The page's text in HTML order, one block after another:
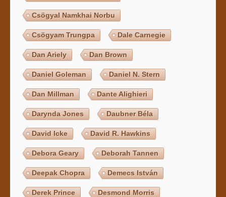
Csögyal Namkhai Norbu
Csögyam Trungpa Dale Carnegie
Dan Ariely Dan Brown
Daniel Goleman Daniel N. Stern
Dan Millman Dante Alighieri
Darynda Jones Daubner Béla
David Icke David R. Hawkins
Debora Geary Deborah Tannen
Deepak Chopra Demecs István
Derek Prince Desmond Morris